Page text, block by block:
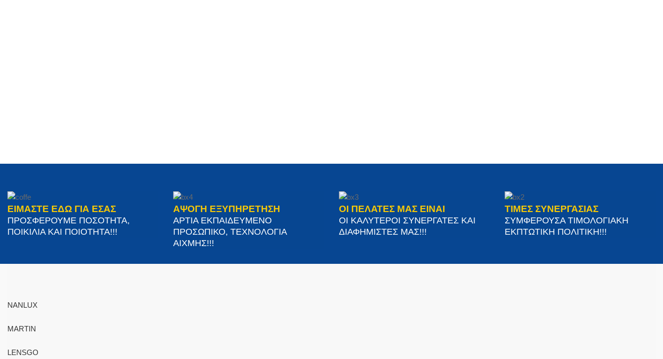
ΕΙΜΑΣΤΕ ΕΔΩ ΓΙΑ ΕΣΑΣ
ΠΡΟΣΦΕΡΟΥΜΕ ΠΟΣΟΤΗΤΑ,
ΠΟΙΚΙΛΙΑ ΚΑΙ ΠΟΙΟΤΗΤΑ!!!
ΑΨΟΓΗ ΕΞΥΠΗΡΕΤΗΣΗ
ΑΡΤΙΑ ΕΚΠΑΙΔΕΥΜΕΝΟ
ΠΡΟΣΩΠΙΚΟ, ΤΕΧΝΟΛΟΓΙΑ
ΑΙΧΜΗΣ!!!
ΟΙ ΠΕΛΑΤΕΣ ΜΑΣ ΕΙΝΑΙ
ΟΙ ΚΑΛΥΤΕΡΟΙ ΣΥΝΕΡΓΑΤΕΣ ΚΑΙ
ΔΙΑΦΗΜΙΣΤΕΣ ΜΑΣ!!!
ΤΙΜΕΣ ΣΥΝΕΡΓΑΣΙΑΣ
ΣΥΜΦΕΡΟΥΣΑ ΤΙΜΟΛΟΓΙΑΚΗ
ΕΚΠΤΩΤΙΚΗ ΠΟΛΙΤΙΚΗ!!!
NANLUX
MARTIN
LENSGO